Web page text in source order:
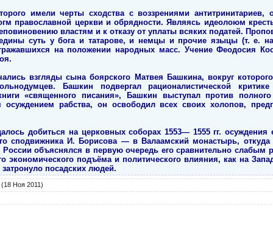
имели черты сходства с воззрениями антитринитариев,
православной церкви и обрядности. Являясь идеолоюм
властям и к отказу от уплаты всяких податей.
суть у бога и татарове, и немцы и прочие языцы (т. е.
на положении народных масс. Учение Феодосия
взгляды сына боярского Матвея Башкина, вокруг
Башкин подвергал рационалистической
«священного писания», Башкин выступал против
осуждением рабства, он освободил всех своих холопов,
добиться на церковных соборах 1553— 1555 гг. осуждения
сподвижника И. Борисова — в Валаамский монастырь,
объяснялся в первую очередь его сравнительно слабым
экономического подъёма и политического влияния, как на
посадских людей.
(18 Ноя 2011)